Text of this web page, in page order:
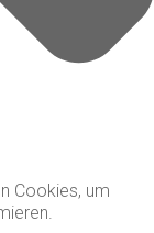
Cookies, um